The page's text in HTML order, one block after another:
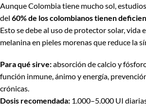
Aunque Colombia tiene mucho sol,
del 60% de los colombianos tienen
Esto se debe al uso de protector solar, vida
melanina en pieles morenas que reduce la
Para qué sirve:absorción de calcio y
función inmune, ánimo y energía,
crónicas.
Dosis recomendada: 1.000–5.000 UI